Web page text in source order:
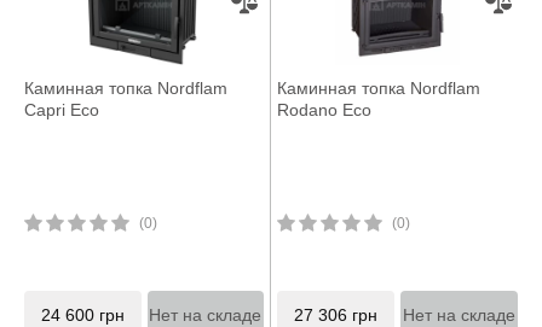
Каминная топка Nordflam
Capri Eco
(0)
24 600 грн Нет на складе
Каминная топка Nordflam
Rodano Eco
(0)
27 306 грн Нет на складе